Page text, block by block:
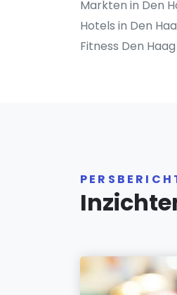
Markten in Den
Hotels in Den
Fitness Den Haag